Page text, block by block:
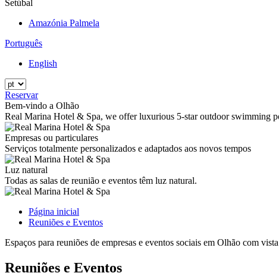
Setúbal
Amazónia Palmela
Português
English
Reservar
Bem-vindo a Olhão
Real Marina Hotel & Spa, we offer luxurious 5-star outdoor swimming
Empresas ou particulares
Serviços totalmente personalizados e adaptados aos novos tempos
Luz natural
Todas as salas de reunião e eventos têm luz natural.
Página inicial
Reuniões e Eventos
Espaços para reuniões de empresas e eventos sociais em Olhão com
Reuniões e Eventos